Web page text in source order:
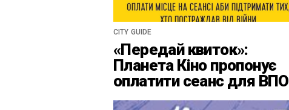
CITY GUIDE
«Передай квиток»:
Планета Кіно пропонує
оплатити сеанс для ВПО